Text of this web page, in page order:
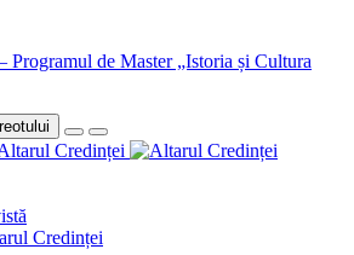
Programul de Master „Istoria și Cultura
Credinței